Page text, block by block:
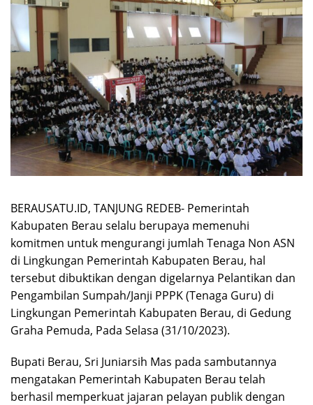
BERAUSATU.ID, TANJUNG REDEB- Pemerintah
Kabupaten Berau selalu berupaya memenuhi
komitmen untuk mengurangi jumlah Tenaga Non ASN
di Lingkungan Pemerintah Kabupaten Berau, hal
tersebut dibuktikan dengan digelarnya Pelantikan dan
Pengambilan Sumpah/Janji PPPK (Tenaga Guru) di
Lingkungan Pemerintah Kabupaten Berau, di Gedung
Graha Pemuda, Pada Selasa (31/10/2023).
Bupati Berau, Sri Juniarsih Mas pada sambutannya
mengatakan Pemerintah Kabupaten Berau telah
berhasil memperkuat jajaran pelayan publik dengan